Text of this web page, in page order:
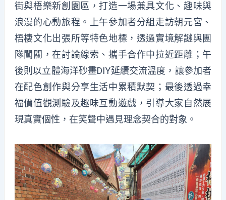
街與梧樂新創園區，打造一場兼具文化、趣味與
浪漫的心動旅程。上午參加者分組走訪朝元宮、
梧棲文化出張所等特色地標，透過實境解謎與團
隊闖關，在討論線索、攜手合作中拉近距離；午
後則以立體海洋砂畫DIY延續交流溫度，讓參加者
在配色創作與分享生活中累積默契；最後透過幸
福價值觀測驗及趣味互動遊戲，引導大家自然展
現真實個性，在笑聲中遇見理念契合的對象。